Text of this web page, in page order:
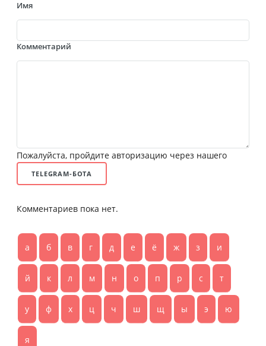
Имя
Комментарий
Пожалуйста, пройдите авторизацию через нашего
TELEGRAM-БОТА
Комментариев пока нет.
а б в г д е ё ж з и
й к л м н о п р с т
у ф х ц ч ш щ ы э ю
я